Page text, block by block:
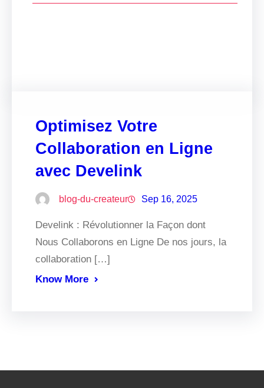
Optimisez Votre
Collaboration en Ligne
avec Develink
blog-du-createur Sep 16, 2025
Develink : Révolutionner la Façon dont
Nous Collaborons en Ligne De nos jours, la
collaboration […]
Know More